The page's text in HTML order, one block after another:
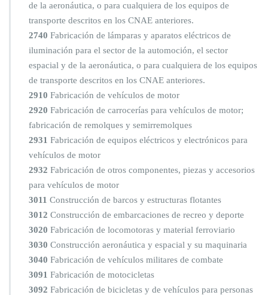
de la aeronáutica, o para cualquiera de los equipos de
transporte descritos en los CNAE anteriores.
2740 Fabricación de lámparas y aparatos eléctricos de
iluminación para el sector de la automoción, el sector
espacial y de la aeronáutica, o para cualquiera de los equipos
de transporte descritos en los CNAE anteriores.
2910 Fabricación de vehículos de motor
2920 Fabricación de carrocerías para vehículos de motor;
fabricación de remolques y semirremolques
2931 Fabricación de equipos eléctricos y electrónicos para
vehículos de motor
2932 Fabricación de otros componentes, piezas y accesorios
para vehículos de motor
3011 Construcción de barcos y estructuras flotantes
3012 Construcción de embarcaciones de recreo y deporte
3020 Fabricación de locomotoras y material ferroviario
3030 Construcción aeronáutica y espacial y su maquinaria
3040 Fabricación de vehículos militares de combate
3091 Fabricación de motocicletas
3092 Fabricación de bicicletas y de vehículos para personas